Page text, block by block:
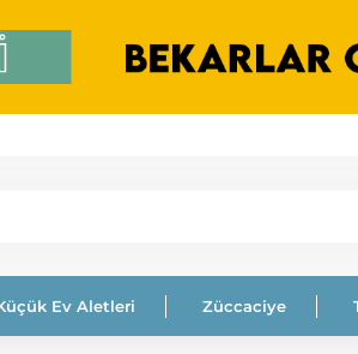
Ev Aletleri Züccaciye